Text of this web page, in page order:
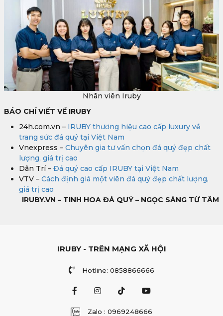
Nhân viên Iruby
BÁO CHÍ VIẾT VỀ IRUBY
24h.com.vn – IRUBY thương hiệu cao cấp luxury về
trang sức đá quý tại Việt Nam
Vnexpress – Chuyên gia tư vấn chọn đá quý đẹp chất
lượng, giá trị cao
Dân Trí – Đá quý cao cấp IRUBY tại Việt Nam
VTV – Cách định giá một viên đá quý đẹp chất lượng,
giá trị cao
IRUBY.VN – TINH HOA ĐÁ QUÝ – NGỌC SÁNG TỪ TÂM
IRUBY - TRÊN MẠNG XÃ HỘI
Hotline: 0858866666
Zalo : 0969248666